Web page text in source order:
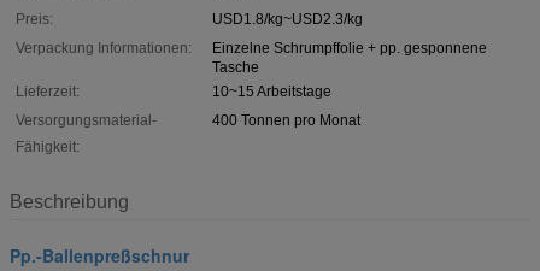
Preis:
USD1.8/kg~USD2.3/kg
Verpackung Informationen:
Einzelne Schrumpffolie + pp. gesponnene
Tasche
Lieferzeit:
10~15 Arbeitstage
Versorgungsmaterial-
Fähigkeit:
400 Tonnen pro Monat
Beschreibung
Pp.-Ballenpreßschnur